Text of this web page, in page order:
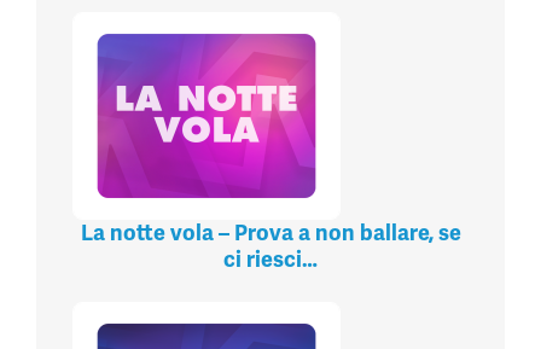
La notte vola – Prova a non ballare, se
ci riesci…